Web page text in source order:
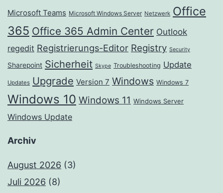
Microsoft Teams Microsoft Windows Server Netzwerk Office
365 Office 365 Admin Center Outlook
regedit Registrierungs-Editor Registry Security
Sharepoint Sicherheit Skype Troubleshooting Update
Updates Upgrade Version 7 Windows Windows 7
Windows 10 Windows 11 Windows Server
Windows Update
Archiv
August 2026 (3)
Juli 2026 (8)